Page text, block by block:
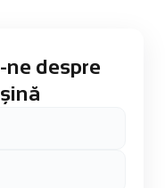
ne despre